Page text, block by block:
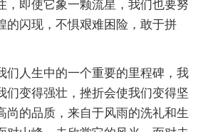
，即使它象一颗流星，我们也要努
的闪现，不惧艰难困险，敢于拼
们人生中的一个重要的里程碑，我
们变得强壮，挫折会使我们变得坚
尚的品质，来自于风雨的洗礼和生